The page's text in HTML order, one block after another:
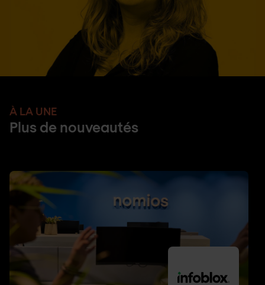
À LA UNE
Plus de nouveautés